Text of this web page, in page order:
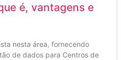
é, vantagens e
nesta área, fornecendo
de dados para Centros de